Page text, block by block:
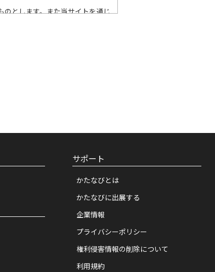
のとします。また当サイトを通じ
および掲載企業HPへのアクセ
のとします。
ているサイトにも公開されま
によって開示義務を負う場合な
を提供する目的で会員情報を利
ことができるものとします。
に定めます。
います。
サポート
かたなびとは
かたなびに出展する
企業情報
プライバシーポリシー
権利侵害情報の削除について
利用規約